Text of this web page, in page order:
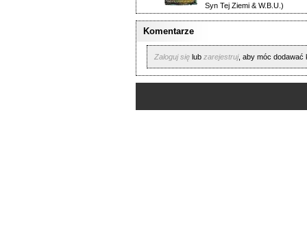
Syn Tej Ziemi & W.B.U. )
Komentarze
Zaloguj się lub zarejestruj, aby móc dodawać